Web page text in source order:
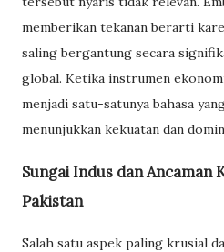
memberikan tekanan berarti
saling bergantung secara
global. Ketika instrumen
menjadi satu-satunya bahasa
menunjukkan kekuatan dan
Sungai Indus dan Ancaman
Pakistan
Salah satu aspek paling krusial